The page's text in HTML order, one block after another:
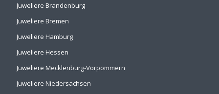
Juweliere Brandenburg
Juweliere Bremen
Juweliere Hamburg
Juweliere Hessen
Juweliere Mecklenburg-Vorpommern
Juweliere Niedersachsen